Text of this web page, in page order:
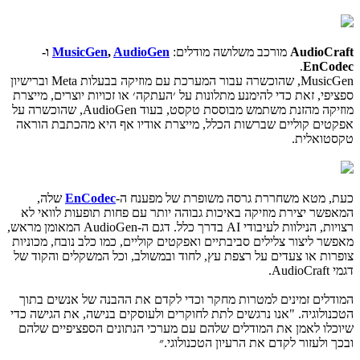
AudioCraft מורכב משלושה מודלים: MusicGen, AudioGen
ו-
EnCodec
.
MusicGen, שהוכשרה עבור המערכת עם מוזיקה בבעלות Meta וברישיון
ספציפי, זאת כדי להימנע מתלונות על ׳העתקה׳ או זכויות יוצרים, מייצרת
מוזיקה מהזנת משתמש מבוססת טקסט, בעוד AudioGen, שהוכשרה על
אפקטים קוליים שברשות הכלל, מייצרת אודיו אף היא מהכתבת הוראה
טקסטואלית.
כעת, מטא משחררת גרסה משופרת של מפענח ה-EnCodec שלה,
המאפשר יצירת מוזיקה באיכות גבוהה יותר עם פחות תופעות לוואי לא
רצויות, הנילוות לעיבודי AI בדרך כלל. דגם ה-AudioGen המאומן מראש,
מאפשר ליצור צלילים סביבתיים ואפקטים קוליים, כמו כלב נובח, מכוניות
צופרות או צעדים על רצפת עץ, לחוד ובמשולב, וכל המשקלים והקוד של
דגמי AudioCraft.
המודלים זמינים למטרות מחקר וכדי לקדם את ההבנה של אנשים בתוך
הטכנולוגיה. "אנו נרגשים לתת לחוקרים ולעוסקים בנישה, את הגישה כדי
שיוכלו לאמן את המודלים שלהם עם מערכי הנתונים הספציפיים שלהם
ובכך ולעזור לקדם את הרעיון הטכנולוגי.״